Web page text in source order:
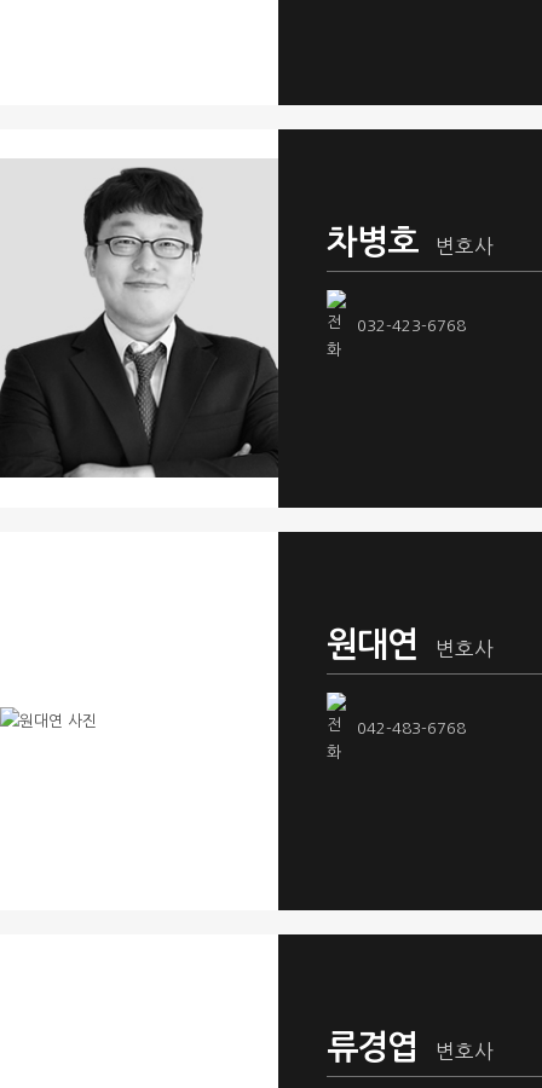
차병호 변호사
032-423-6768
원대연 변호사
042-483-6768
류경엽 변호사